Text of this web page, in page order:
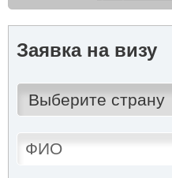
Заявка на визу